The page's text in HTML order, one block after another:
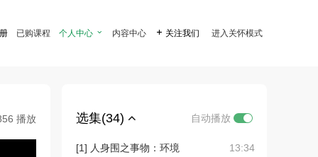
已购课程 个人中心  内容中心  关注我们 进入关怀模式
播放 选集(34) 自动播放
[1] 人身围之事物：环境
13:34